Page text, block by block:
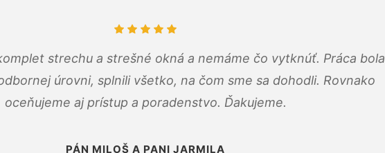
strechu a strešné okná a nemáme čo vytknúť. Práca bola
úrovni, splnili všetko, na čom sme sa dohodli. Rovnako
oceňujeme aj prístup a poradenstvo. Ďakujeme.
PÁN MILOŠ A PANI JARMILA